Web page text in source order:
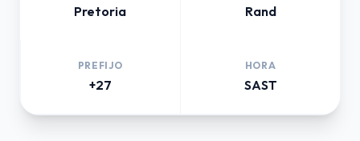
Pretoria Rand
PREFIJO
+27
HORA
SAST